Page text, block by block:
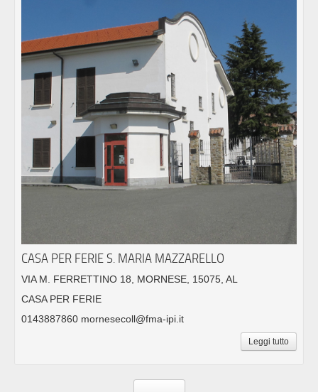
CASA PER FERIE S. MARIA MAZZARELLO
VIA M. FERRETTINO 18, MORNESE, 15075, AL
CASA PER FERIE
0143887860 mornesecoll@fma-ipi.it
Leggi tutto